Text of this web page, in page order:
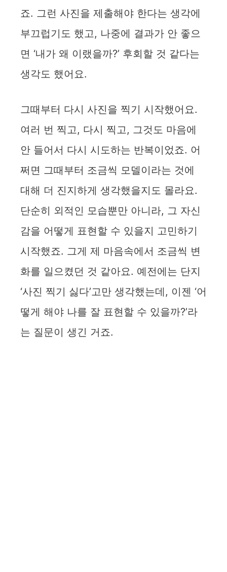
죠. 그런 사진을 제출해야 한다는 생각에
부끄럽기도 했고, 나중에 결과가 안 좋으
면 ‘내가 왜 이랬을까?’ 후회할 것 같다는
생각도 했어요.
그때부터 다시 사진을 찍기 시작했어요.
여러 번 찍고, 다시 찍고, 그것도 마음에
안 들어서 다시 시도하는 반복이었죠. 어
쩌면 그때부터 조금씩 모델이라는 것에
대해 더 진지하게 생각했을지도 몰라요.
단순히 외적인 모습뿐만 아니라, 그 자신
감을 어떻게 표현할 수 있을지 고민하기
시작했죠. 그게 제 마음속에서 조금씩 변
화를 일으켰던 것 같아요. 예전에는 단지
‘사진 찍기 싫다’고만 생각했는데, 이젠 ‘어
떻게 해야 나를 잘 표현할 수 있을까?’라
는 질문이 생긴 거죠.